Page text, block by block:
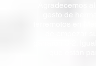
Agradecemos
gesto de